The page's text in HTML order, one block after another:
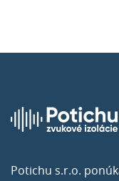
Potichu s.r.o.